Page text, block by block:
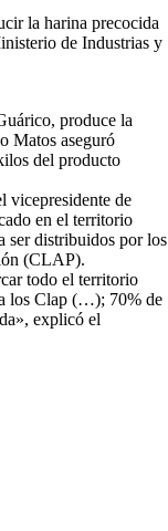
la harina precocida
de Industrias y
produce la
Matos aseguró
del producto
vicepresidente de
en el territorio
ser distribuidos por los
(CLAP).
todo el territorio
los Clap (…); 70% de
explicó el